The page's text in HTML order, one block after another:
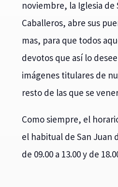
noviembre, la Iglesia de
Caballeros, abre sus
mas, para que todos
devotos que así lo
imágenes titulares de
resto de las que se
Como siempre, el
el habitual de San Juan
de 09.00 a 13.00 y de